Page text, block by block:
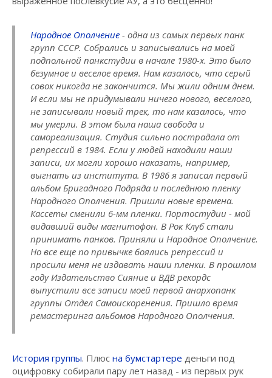
Народное Ополчение - одна из самых первых панк
групп СССР. Собрались и записывались на моей
подпольной панкстудии в начале 1980-х. Это было
безумное и веселое время. Нам казалось, что серый
совок никогда не закончится. Мы жили одним днем.
И если мы не придумывали ничего нового, веселого,
не записывали новый трек, то нам казалось, что
мы умерли. В этом была наша свобода и
самореализация. Студия сильно пострадала от
репрессий в 1984. Если у людей находили наши
записи, их могли хорошо наказать, например,
выгнать из института. В 1986 я записал первый
альбом Бригадного Подряда и последнюю пленку
Народного Ополчения. Пришли новые времена.
Кассеты сменили 6-мм пленки. Портостудии - мой
видавший виды магнитофон. В Рок Клуб стали
принимать панков. Приняли и Народное Ополчение.
Но все еще по привычке боялись репрессий и
просили меня не издавать наши пленки. В прошлом
году Издательство Сияние и ВДВ рекордс
выпустили все записи моей первой анархопанк
группы Отдел Самоискоренения. Пришло время
ремастеринга альбомов Народного Ополчения.
История группы. Плюс на бумстартере деньги под
оцифровку собирали пару лет назад - из первых рук